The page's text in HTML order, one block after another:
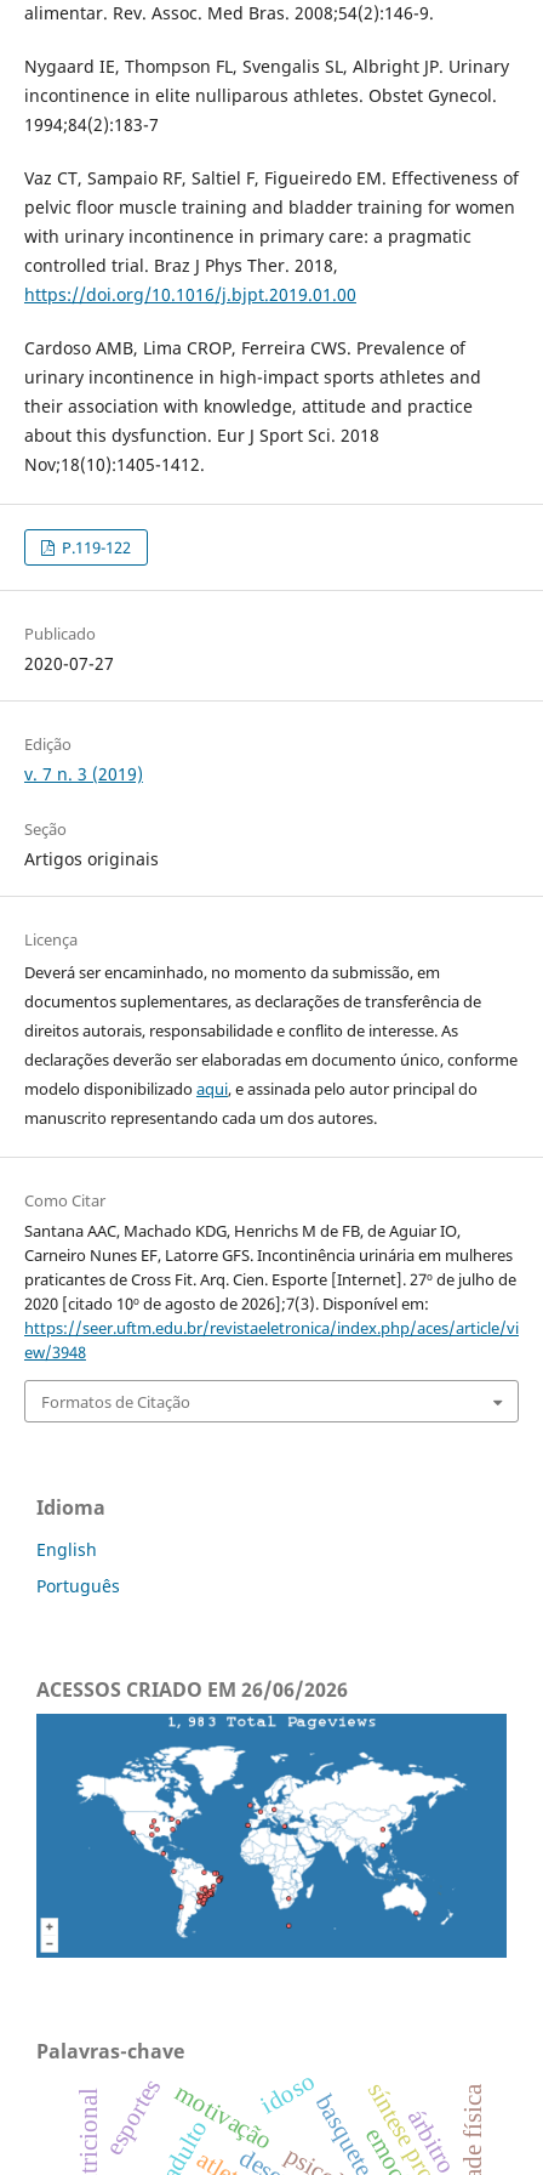
alimentar. Rev. Assoc. Med Bras. 2008;54(2):146-9.
Nygaard IE, Thompson FL, Svengalis SL, Albright JP. Urinary
incontinence in elite nulliparous athletes. Obstet Gynecol.
1994;84(2):183-7
Vaz CT, Sampaio RF, Saltiel F, Figueiredo EM. Effectiveness of
pelvic floor muscle training and bladder training for women
with urinary incontinence in primary care: a pragmatic
controlled trial. Braz J Phys Ther. 2018,
https://doi.org/10.1016/j.bjpt.2019.01.00
Cardoso AMB, Lima CROP, Ferreira CWS. Prevalence of
urinary incontinence in high-impact sports athletes and
their association with knowledge, attitude and practice
about this dysfunction. Eur J Sport Sci. 2018
Nov;18(10):1405-1412.
P.119-122
Publicado
2020-07-27
Edição
v. 7 n. 3 (2019)
Seção
Artigos originais
Licença
Deverá ser encaminhado, no momento da submissão, em
documentos suplementares, as declarações de transferência de
direitos autorais, responsabilidade e conflito de interesse. As
declarações deverão ser elaboradas em documento único, conforme
modelo disponibilizadoaqui, e assinada pelo autor principal do
manuscrito representando cada um dos autores.
Como Citar
Santana AAC, Machado KDG, Henrichs M de FB, de Aguiar IO,
Carneiro Nunes EF, Latorre GFS. Incontinência urinária em mulheres
praticantes de Cross Fit. Arq. Cien. Esporte [Internet]. 27º de julho de
2020 [citado 10º de agosto de 2026];7(3). Disponível em:
https://seer.uftm.edu.br/revistaeletronica/index.php/aces/article/vi
ew/3948
Formatos de Citação
Idioma
English
Português
ACESSOS CRIADO EM 26/06/2026
Palavras-chave
adulto
motivação basquete
esportes idoso
árbitro